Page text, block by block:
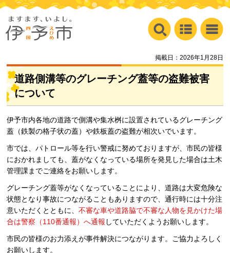
掲載日：2026年1月28日
道路側溝等のグレーチング蓋等の盗難被害
について
伊予市内各地の道路で側溝や集水桝に設置されているグレーチング
蓋（鉄製の格子状の蓋）や鉄板蓋の盗難が相次いでいます。
市では、パトロール等を行い警戒に努めておりますが、市民の皆様
におかれましても、蓋がなくなっている場所を発見した場合は土木
管理課までご連絡をお願いします。
グレーチング蓋等がなくなっていることにより、道路は大変危険な
状態となり事故につながることもありますので、通行時には十分注
意いただくとともに、不審な車や道路脇で不審な人物を見かけた場
合は警察（110番通報）へ通報 していただくようお願いします。
市民の皆様のお力添えが事件解決につながります。ご協力よろしく
お願いします。